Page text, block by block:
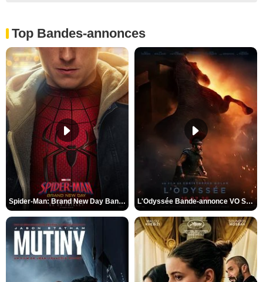
Top Bandes-annonces
Spider-Man: Brand New Day Bande-annonce VO STFR L'Odyssée Bande-annonce VO STFR